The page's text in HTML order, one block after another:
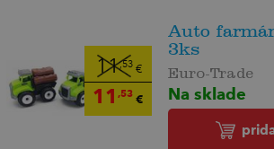
11,53€
11 ,53€
Auto
3ks
Euro-Trade
Na sklade